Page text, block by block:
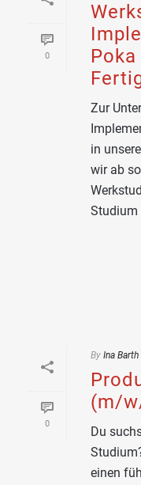
0
Zur
in
wir ab
Studium
0
By Ina Barth
(m/
Du
einen